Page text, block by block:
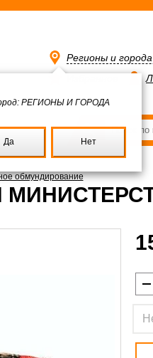
Регионы и
РЕГИОНЫ И ГОРОДА
Да Нет
обмундирование